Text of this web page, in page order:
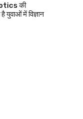
की
युवाओं में विज्ञान